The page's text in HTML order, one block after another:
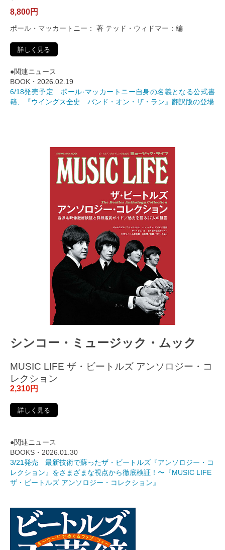
8,800円
ポール・マッカートニー： 著 テッド・ウィドマー：編
詳しく見る
●関連ニュース
BOOK・ 2026.02.19
6/18発売予定 ポール·マッカートニー自身の名義となる公式書
籍、『ウイングス全史 バンド・オン・ザ・ラン』翻訳版の登場
シンコー・ミュージック・ムック
MUSIC LIFE ザ・ビートルズ アンソロジー・コ
レクション
2,310円
詳しく見る
●関連ニュース
BOOKS・2026.01.30
3/21発売 最新技術で蘇ったザ・ビートルズ『アンソロジー・コ
レクション』をさまざまな視点から徹底検証！〜『MUSIC LIFE
ザ・ビートルズ アンソロジー・コレクション』